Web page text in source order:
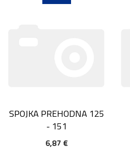
SPOJKA PREHODNA 125
- 151
6,87 €